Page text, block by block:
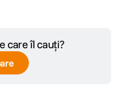
care îl cauți?